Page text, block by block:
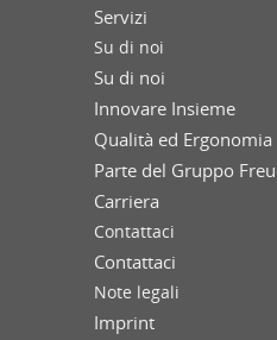
Servizi
Su di noi
Su di noi
Innovare Insieme
Qualità ed Ergonomia
Parte del Gruppo
Carriera
Contattaci
Contattaci
Note legali
Imprint